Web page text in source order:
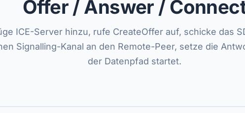
Offer / Answer /
ICE-Server hinzu, rufe CreateOffer auf, schicke das
Signalling-Kanal an den Remote-Peer, setze die
der Datenpfad startet.